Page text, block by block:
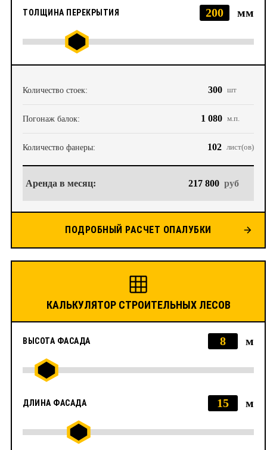
ТОЛЩИНА ПЕРЕКРЫТИЯ 200 мм
Количество стоек: 300 шт
Погонаж балок: 1 080 м.п.
Количество фанеры: 102 лист(ов)
Аренда в месяц: 217 800 руб
ПОДРОБНЫЙ РАСЧЕТ ОПАЛУБКИ
КАЛЬКУЛЯТОР СТРОИТЕЛЬНЫХ ЛЕСОВ
ВЫСОТА ФАСАДА 8 м
ДЛИНА ФАСАДА 15 м